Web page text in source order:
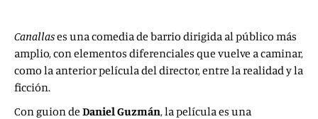
Canallases una comedia de barrio dirigida al público más
amplio, con elementos diferenciales que vuelve a caminar,
como la anterior película del director, entre la realidad y la
ficción.
Con guion de Daniel Guzmán, la película es una